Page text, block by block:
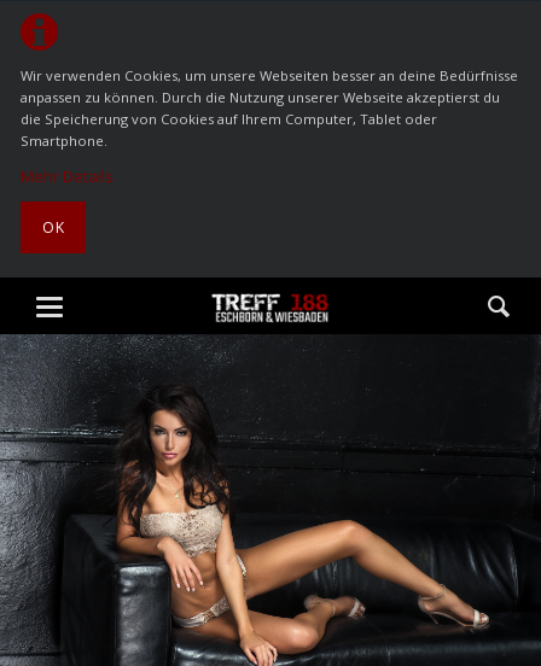
Wir verwenden Cookies, um unsere Webseiten besser an deine Bedürfnisse
anpassen zu können. Durch die Nutzung unserer Webseite akzeptierst du
die Speicherung von Cookies auf Ihrem Computer, Tablet oder
Smartphone.
Mehr Details
OK